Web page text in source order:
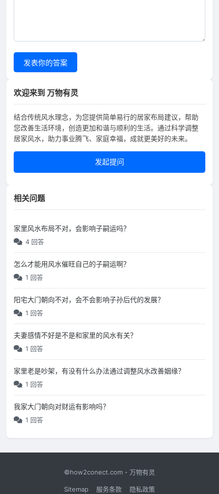
发表你的答案
欢迎来到 万物有灵
结合传统风水理念，为您提供简单易行的居家布局建议，帮助
您改善生活环境，创造更加和谐与顺利的生活。通过科学调整
居家风水，助力事业腾飞、家庭幸福，成就更美好的未来。
发起提问
相关问题
家里风水布局不对，会影响子嗣运吗？
4 回答
怎么才能用风水催旺自己的子嗣运啊？
1 回答
阳宅大门朝向不对，会不会影响子孙后代的发展？
1 回答
夫妻感情不好是不是和家里的风水有关？
1 回答
家里老是吵架，有没有什么办法通过调整风水改善姻缘？
1 回答
我家大门朝向对财运有影响吗？
1 回答
©how2conect.com - 万物有灵
Sitemap 服务条款 隐私政策